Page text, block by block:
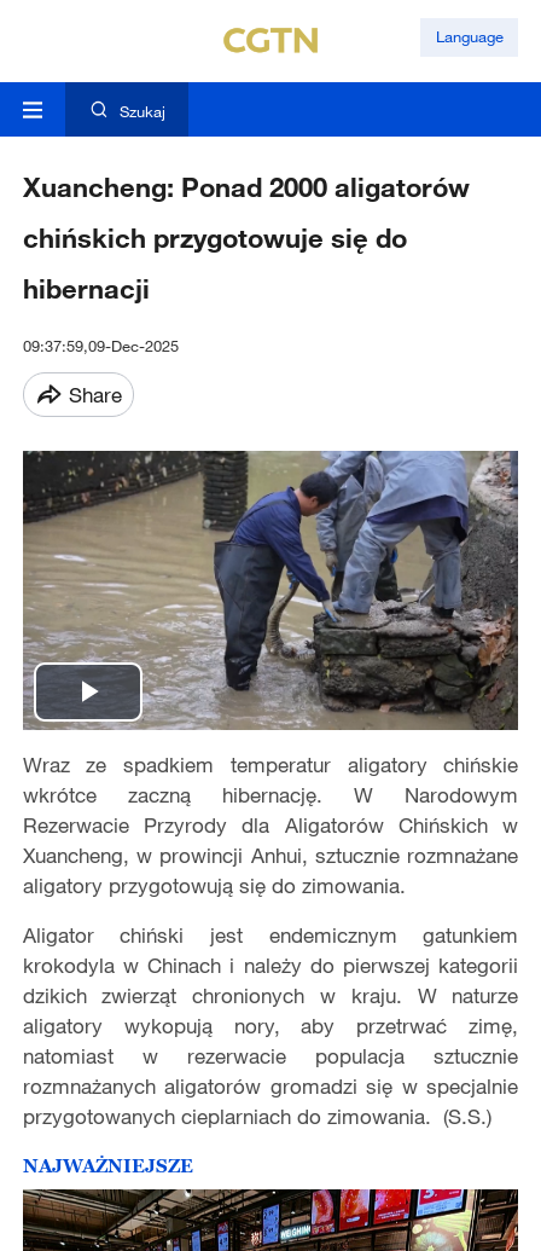
Language
Szukaj
Xuancheng: Ponad 2000 aligatorów
chińskich przygotowuje się do
hibernacji
09:37:59,09-Dec-2025
Share
Play
Video
Wraz ze spadkiem temperatur aligatory chińskie
wkrótce zaczną hibernację. W Narodowym
Rezerwacie Przyrody dla Aligatorów Chińskich w
Xuancheng, w prowincji Anhui, sztucznie rozmnażane
aligatory przygotowują się do zimowania.
Aligator chiński jest endemicznym gatunkiem
krokodyla w Chinach i należy do pierwszej kategorii
dzikich zwierząt chronionych w kraju. W naturze
aligatory wykopują nory, aby przetrwać zimę,
natomiast w rezerwacie populacja sztucznie
rozmnażanych aligatorów gromadzi się w specjalnie
przygotowanych cieplarniach do zimowania. (S.S.)
NAJWAŻNIEJSZE